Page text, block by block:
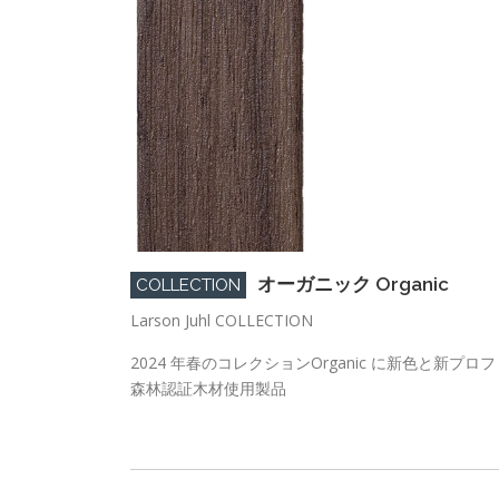
COLLECTION オーガニック Organic
Larson Juhl COLLECTION
2024 年春のコレクションOrganic に新色と新プロ
森林認証木材使用製品